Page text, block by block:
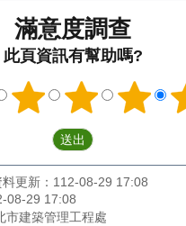
滿意度調查
此頁資訊有幫助嗎?
料更新：112-08-29 17:08
08-29 17:08
市建築管理工程處